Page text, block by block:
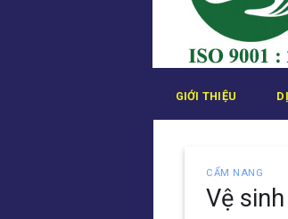
GIỚI THIỆU
CẨM NANG
Vệ